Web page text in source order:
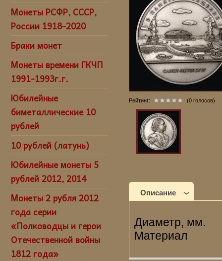
Монеты РСФР, СССР,
России 1918-2020
Браки монет
Монеты времени ГКЧП
1991-1993г.г.
Юбилейные
биметаллические 10
рублей
10 рублей (латунь)
Юбилейные монеты 5
рублей 2012, 2014
Монеты 2 рубля 2012
года серии
«Полководцы и герои
Отечественной войны
1812 года»
Рейтинг: (0 голосов)
Описание
Материал